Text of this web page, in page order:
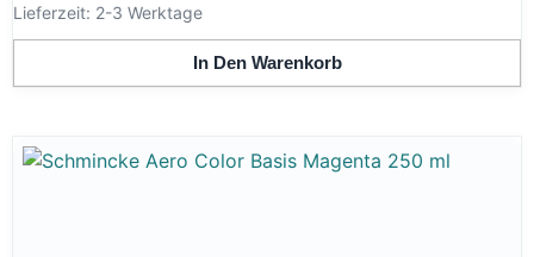
Lieferzeit: 2-3 Werktage
In Den Warenkorb